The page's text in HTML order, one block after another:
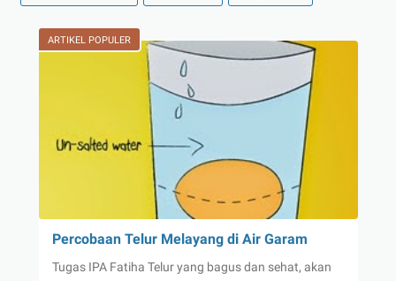
ARTIKEL POPULER
Percobaan Telur Melayang di Air Garam
Tugas IPA Fatiha Telur yang bagus dan sehat, akan